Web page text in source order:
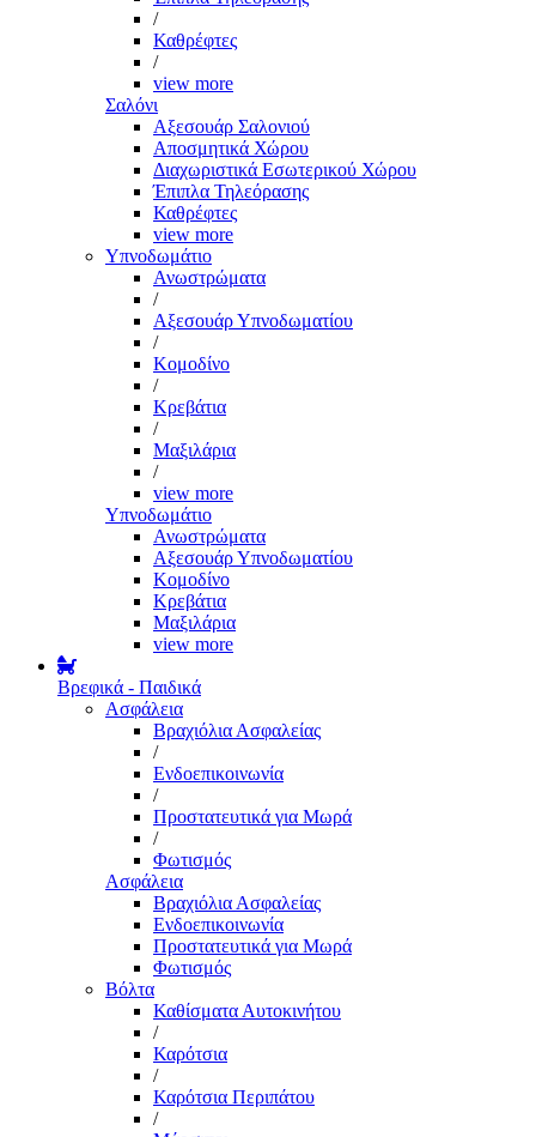
/
Καθρέφτες
/
view more
Σαλόνι
Αξεσουάρ Σαλονιού
Αποσμητικά Χώρου
Διαχωριστικά Εσωτερικού Χώρου
Έπιπλα Τηλεόρασης
Καθρέφτες
view more
Υπνοδωμάτιο
Ανωστρώματα
/
Αξεσουάρ Υπνοδωματίου
/
Κομοδίνο
/
Κρεβάτια
/
Μαξιλάρια
/
view more
Υπνοδωμάτιο
Ανωστρώματα
Αξεσουάρ Υπνοδωματίου
Κομοδίνο
Κρεβάτια
Μαξιλάρια
view more
Βρεφικά - Παιδικά
Ασφάλεια
Βραχιόλια Ασφαλείας
/
Ενδοεπικοινωνία
/
Προστατευτικά για Μωρά
/
Φωτισμός
Ασφάλεια
Βραχιόλια Ασφαλείας
Ενδοεπικοινωνία
Προστατευτικά για Μωρά
Φωτισμός
Βόλτα
Καθίσματα Αυτοκινήτου
/
Καρότσια
/
Καρότσια Περιπάτου
/